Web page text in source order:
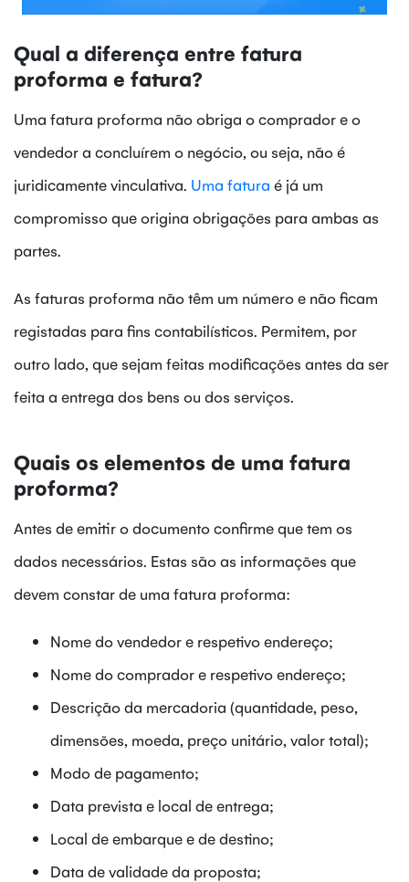
Qual a diferença entre fatura
proforma e fatura?
Uma fatura proforma não obriga o comprador e o
vendedor a concluírem o negócio, ou seja, não é
juridicamente vinculativa. Uma fatura é já um
compromisso que origina obrigações para ambas as
partes.
As faturas proforma não têm um número e não ficam
registadas para fins contabilísticos. Permitem, por
outro lado, que sejam feitas modificações antes da ser
feita a entrega dos bens ou dos serviços.
Quais os elementos de uma fatura
proforma?
Antes de emitir o documento confirme que tem os
dados necessários. Estas são as informações que
devem constar de uma fatura proforma:
Nome do vendedor e respetivo endereço;
Nome do comprador e respetivo endereço;
Descrição da mercadoria (quantidade, peso,
dimensões, moeda, preço unitário, valor total);
Modo de pagamento;
Data prevista e local de entrega;
Local de embarque e de destino;
Data de validade da proposta;